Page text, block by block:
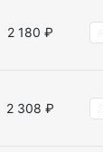
2 180 ₽
2 308 ₽